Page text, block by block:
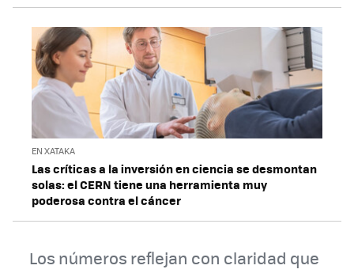
EN XATAKA
Las críticas a la inversión en ciencia se desmontan
solas: el CERN tiene una herramienta muy
poderosa contra el cáncer
Los números reflejan con claridad que